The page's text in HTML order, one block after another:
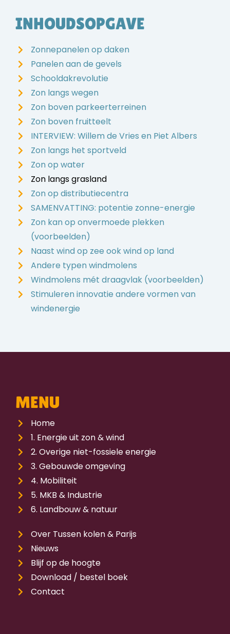
INHOUDSOPGAVE
Zonnepanelen op daken
Panelen aan de gevels
Schooldakrevolutie
Zon langs wegen
Zon boven parkeerterreinen
Zon boven fruitteelt
INTERVIEW: Willem de Vries en Piet Albers
Zon langs het sportveld
Zon op water
Zon langs grasland
Zon op distributiecentra
SAMENVATTING: potentie zonne-energie
Zon kan op onvermoede plekken
(voorbeelden)
Naast wind op zee ook wind op land
Andere typen windmolens
Windmolens mét draagvlak (voorbeelden)
Stimuleren innovatie andere vormen van
windenergie
MENU
Home
1. Energie uit zon & wind
2. Overige niet-fossiele energie
3. Gebouwde omgeving
4. Mobiliteit
5. MKB & Industrie
6. Landbouw & natuur
Over Tussen kolen & Parijs
Nieuws
Blijf op de hoogte
Download / bestel boek
Contact